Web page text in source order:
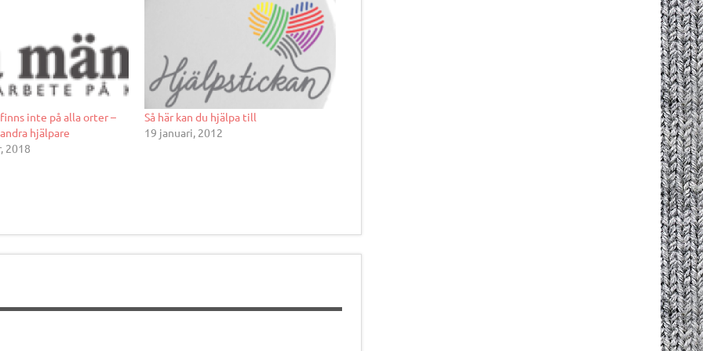
inte på alla orter –
hjälpare
2018
Så här kan du hjälpa till
19 januari, 2012